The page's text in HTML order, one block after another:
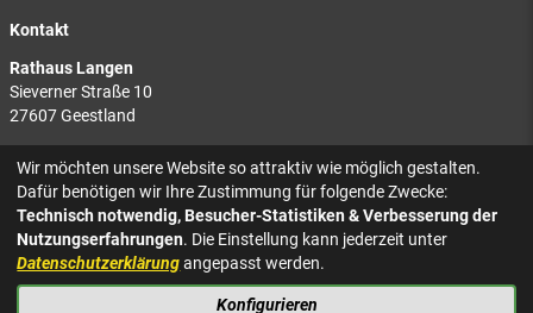
Kontakt
Rathaus Langen
Sieverner Straße 10
27607 Geestland
Rathaus Bad Bederkesa
Am Markt 8
27624 Geestland
Tel.: 04743 937-2300
Wir möchten unsere Website so attraktiv wie möglich gestalten.
Dafür benötigen wir Ihre Zustimmung für folgende Zwecke:
Technisch notwendig, Besucher-Statistiken & Verbesserung der
Nutzungserfahrungen. Die Einstellung kann jederzeit unter
Datenschutzerklärungangepasst werden.
Konfigurieren